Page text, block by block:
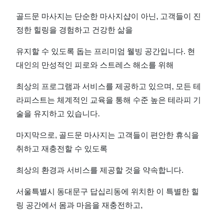
골드문 마사지는 단순한 마사지샵이 아닌, 고객들이 진
정한 힐링을 경험하고 건강한 삶을
유지할 수 있도록 돕는 프리미엄 웰빙 공간입니다. 현
대인의 만성적인 피로와 스트레스 해소를 위해
최상의 프로그램과 서비스를 제공하고 있으며, 모든 테
라피스트는 체계적인 교육을 통해 수준 높은 테라피 기
술을 유지하고 있습니다.
마지막으로, 골드문 마사지는 고객들이 편안한 휴식을
취하고 재충전할 수 있도록
최상의 환경과 서비스를 제공할 것을 약속합니다.
서울특별시 동대문구 답십리동에 위치한 이 특별한 힐
링 공간에서 몸과 마음을 재충전하고,